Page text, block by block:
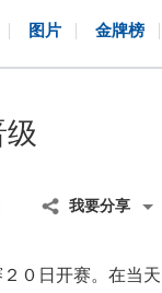
图片 金牌榜
我要分享
０日开赛。在当天